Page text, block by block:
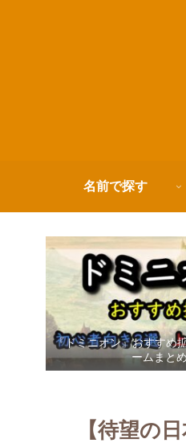
名前で探す
『ドミニオン』おすすめ
ームまと
【待望の